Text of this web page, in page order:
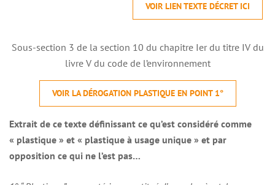
VOIR LIEN TEXTE DÉCRET ICI
Sous-section 3 de la section 10 du chapitre Ier du titre IV du
livre V du code de l’environnement
VOIR LA DÉROGATION PLASTIQUE EN POINT 1°
Extrait de ce texte définissant ce qu’est considéré comme
« plastique » et « plastique à usage unique » et par
opposition ce qui ne l’est pas…